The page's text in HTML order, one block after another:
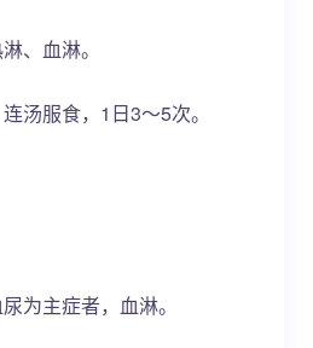
、血淋。
汤服食，1日3～5次。
为主症者，血淋。